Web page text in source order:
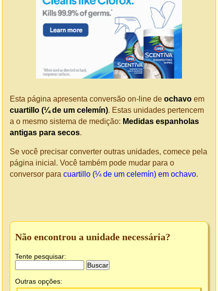
Esta página apresenta conversão on-line de ochavo em
cuartillo (¼ de um celemín). Estas unidades pertencem
a o mesmo sistema de medição: Medidas espanholas
antigas para secos.
Se você precisar converter outras unidades, comece pela
página inicial. Você também pode mudar para o
conversor para cuartillo (¼ de um celemín) em ochavo.
Não encontrou a unidade necessária?
Tente pesquisar:
Outras opções: